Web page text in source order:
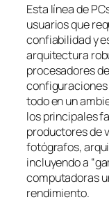
Esta línea de
usuarios que
confiabilidad y
arquitectura
procesadores
configuraciones
todo en un
los principales
productores de
fotógrafos,
incluyendo a
computadoras
rendimiento.